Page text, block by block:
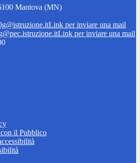
Mantova (MN)
Link per inviare una mail
Link per inviare una mail
il Pubblico